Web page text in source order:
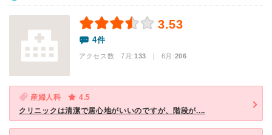
3.53
4件
アクセス数 7月:133 | 6月:206
産婦人科
4.5
クリニックは清潔で居心地がいいのですが、階段が....